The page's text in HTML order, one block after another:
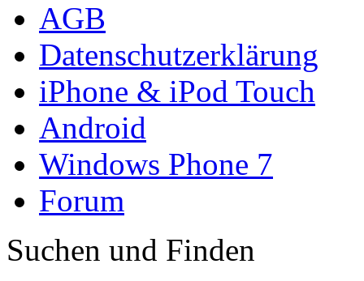
AGB
Datenschutzerklärung
iPhone & iPod Touch
Android
Windows Phone 7
Forum
Suchen und Finden